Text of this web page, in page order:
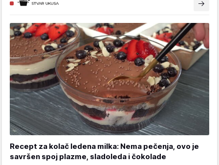
Recept za kolač ledena milka: Nema pečenja, ovo je
savršen spoj plazme, sladoleda i čokolade